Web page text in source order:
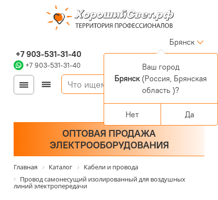
+7 903-531-31-40
+7 903-531-31-40
Брянск
Войти
Регистрация
Корзина
0 позиций
ОПТОВАЯ ПРОДАЖА
ЭЛЕКТРООБОРУДОВАНИЯ
Главная Каталог
Кабели и провода
Провод самонесущий изолированный для воздушных
линий электропередачи
Ваш город
Брянск(Россия, Брянская
область )?
Нет Да